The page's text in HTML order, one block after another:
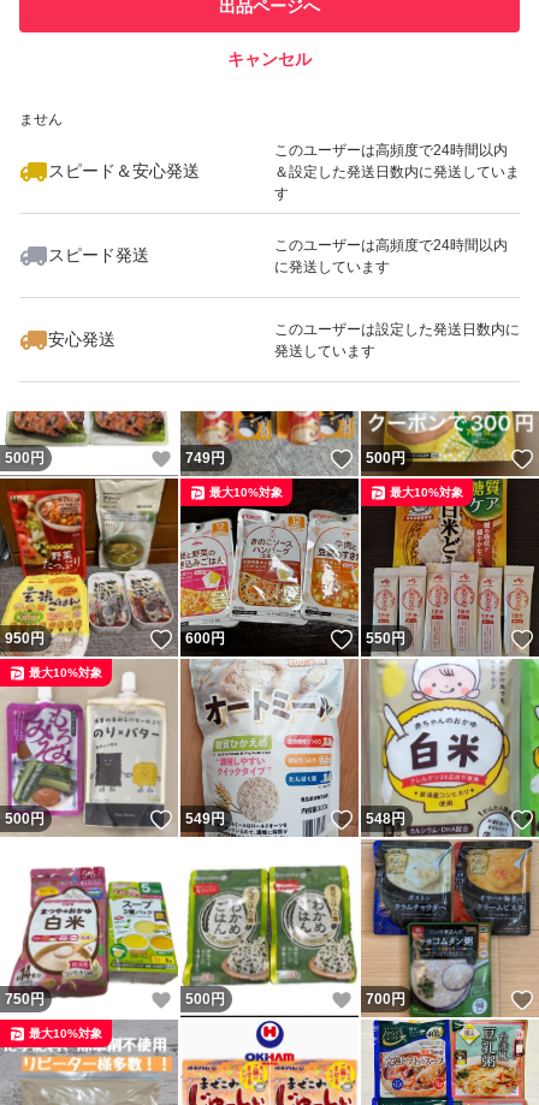
での取引実績があります
ません
スピード＆安心発送
このユーザーは高頻度で24時間以内
＆設定した発送日数内に発送していま
す
スピード発送
このユーザーは高頻度で24時間以内
に発送しています
安心発送
このユーザーは設定した発送日数内に
発送しています
出品ページへ
キャンセル
いいね！
1,099
500 円 いいね！
749円 いいね！
500円
950円 いいね！
600円 いいね！
最大10%対象
550円
最大10%対象
500円 いいね！
最大10%対象
549円 いいね！
548円
750円 いいね！
500 円 いいね！
700円
最大10%対象